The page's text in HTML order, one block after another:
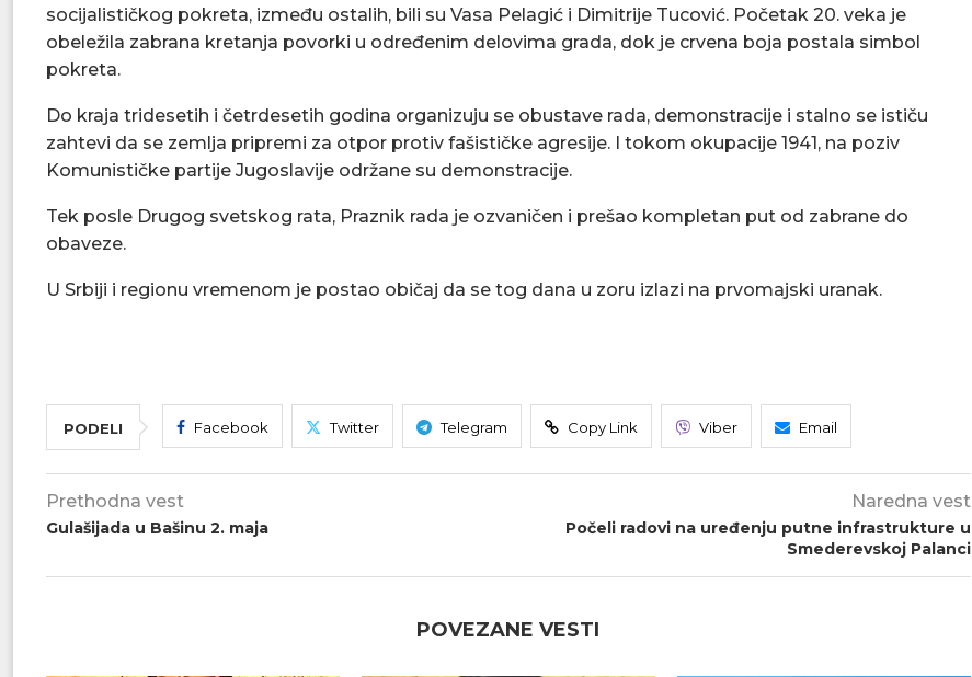
socijalističkog pokreta, između ostalih, bili su Vasa Pelagić i Dimitrije Tucović. Početak 20. veka je
obeležila zabrana kretanja povorki u određenim delovima grada, dok je crvena boja postala simbol
pokreta.
Do kraja tridesetih i četrdesetih godina organizuju se obustave rada, demonstracije i stalno se ističu
zahtevi da se zemlja pripremi za otpor protiv fašističke agresije. I tokom okupacije 1941, na poziv
Komunističke partije Jugoslavije održane su demonstracije.
Tek posle Drugog svetskog rata, Praznik rada je ozvaničen i prešao kompletan put od zabrane do
obaveze.
U Srbiji i regionu vremenom je postao običaj da se tog dana u zoru izlazi na prvomajski uranak.
PODELI Facebook Twitter Telegram Copy Link Viber Email
Prethodna vest
Gulašijada u Bašinu 2. maja
Naredna vest
Počeli radovi na uređenju putne infrastrukture u
Smederevskoj Palanci
POVEZANE VESTI